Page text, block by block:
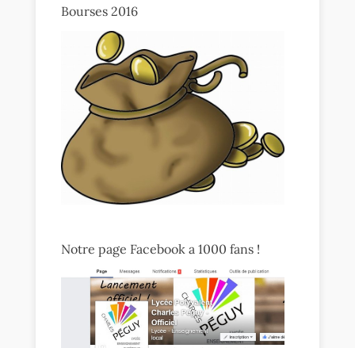
Bourses 2016
Notre page Facebook a 1000 fans !